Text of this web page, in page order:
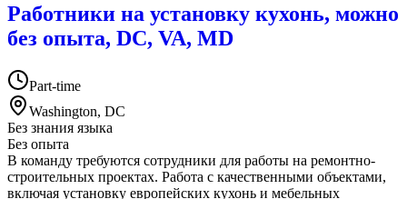
Работники на установку кухонь, можно
без опыта, DC, VA, MD
Part-time
Washington, DC
Без знания языка
Без опыта
В команду требуются сотрудники для работы на ремонтно-
строительных проектах. Работа с качественными объектами,
включая установку европейских кухонь и мебельных